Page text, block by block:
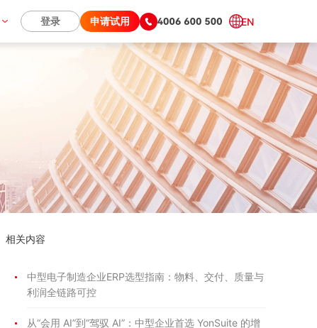
登录 申请试用 EN
相关内容
中型电子制造企业ERP选型指南：物料、交付、质量与
利润全链路可控
从“会用 AI”到“驾驭 AI”：中型企业首选 YonSuite 的增